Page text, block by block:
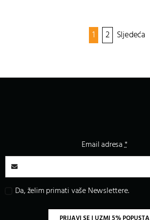
1 2 Sljedeća
Email adresa*
Da, želim primati vaše Newslettere.